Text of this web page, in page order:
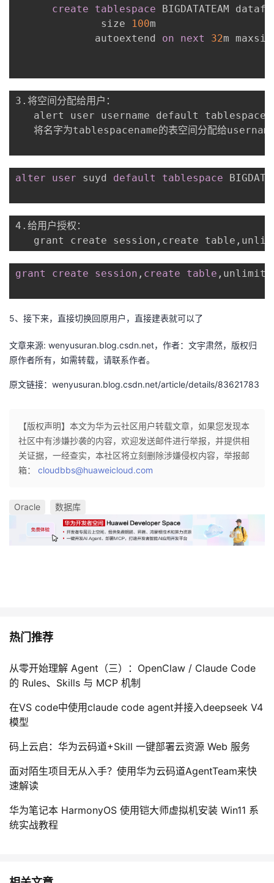
发
我
的
程
我
认
证
的
实
我
的
Programs
的
的
技
持
我
的
建
create tablespace BIGDATATEAM
              size
100m
             autoextend
on next 32m
3.将空间分配给用户：
alert user username default tablespace
将名字为tablespacename的表空间分配给
alter user suyd default tablespace
4.给用户授权：
grant create session,create
grant create session , create table ,
5、接下来，直接切换回原用户，直接建表就可以了
文章来源: wenyusuran.blog.csdn.net，作者：文宇肃然，版权归
原作者所有，如需转载，请联系作者。
原文链接：wenyusuran.blog.csdn.net/article/details/83621783
【版权声明】本文为华为云社区用户转载文章，如果您发现本
社区中有涉嫌抄袭的内容，欢迎发送邮件进行举报，并提供相
关证据，一经查实，本社区将立刻删除涉嫌侵权内容，举报邮
箱： cloudbbs@huaweicloud.com
Oracle 数据库
热门推荐
从零开始理解 Agent（三）：OpenClaw / Claude Code
的 Rules、Skills 与 MCP 机制
在VS code中使用claude code agent并接入deepseek V4
模型
码上云启：华为云码道+Skill 一键部署云资源 Web 服务
面对陌生项目无从入手？使用华为云码道AgentTeam来快
速解读
华为笔记本 HarmonyOS 使用铠大师虚拟机安装 Win11 系
统实战教程